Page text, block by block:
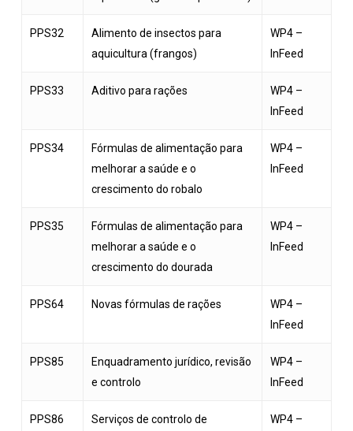
PPS32
Alimento de insectos para
aquicultura (frangos)
WP4 –
InFeed
PPS33 Aditivo para rações
WP4 –
InFeed
PPS34
Fórmulas de alimentação para
melhorar a saúde e o
crescimento do robalo
WP4 –
InFeed
PPS35
Fórmulas de alimentação para
melhorar a saúde e o
crescimento do dourada
WP4 –
InFeed
PPS64 Novas fórmulas de rações
WP4 –
InFeed
PPS85
Enquadramento jurídico, revisão
e controlo
WP4 –
InFeed
PPS86
Serviços de controlo de
WP4 –